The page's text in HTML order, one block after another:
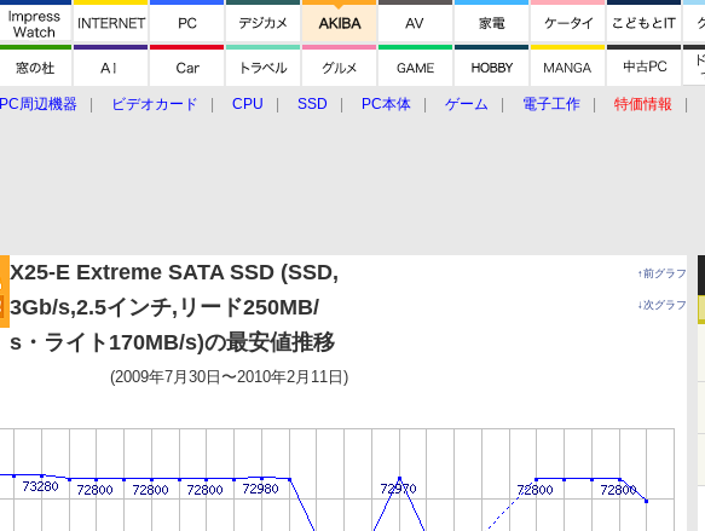
PC周辺機器 ビデオカード CPU SSD PC本体 ゲーム 電子工作 特価情報
X25-E Extreme SATA SSD (SSD,
3Gb/s,2.5インチ,リード250MB/
s・ライト170MB/s)の最安値推移
↑前グラフ
↓次グラフ
(2009年7月30日〜2010年2月11日)